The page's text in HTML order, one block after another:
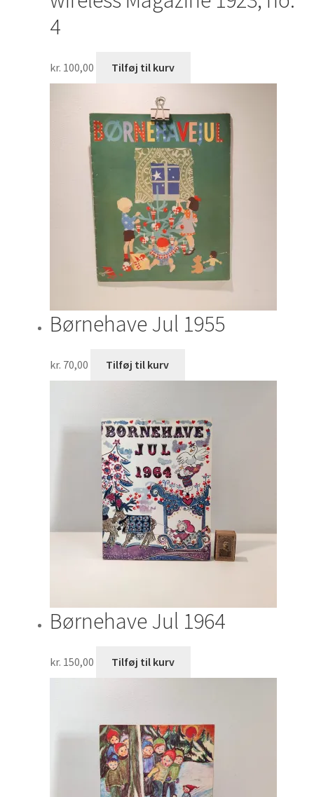
4
kr. 100,00 Tilføj til kurv
Børnehave Jul 1955
kr. 70,00 Tilføj til kurv
Børnehave Jul 1964
kr. 150,00 Tilføj til kurv